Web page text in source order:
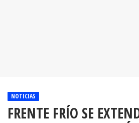
NOTICIAS
FRENTE FRÍO SE